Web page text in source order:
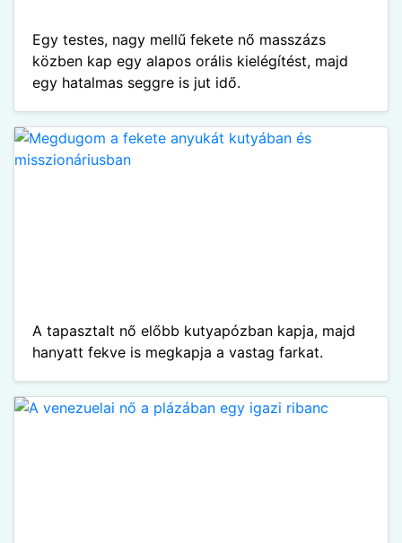
Egy testes, nagy mellű fekete nő masszázs
közben kap egy alapos orális kielégítést, majd
egy hatalmas seggre is jut idő.
A tapasztalt nő előbb kutyapózban kapja, majd
hanyatt fekve is megkapja a vastag farkat.